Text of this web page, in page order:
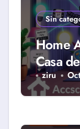
Sin
Home
Casa
ziru